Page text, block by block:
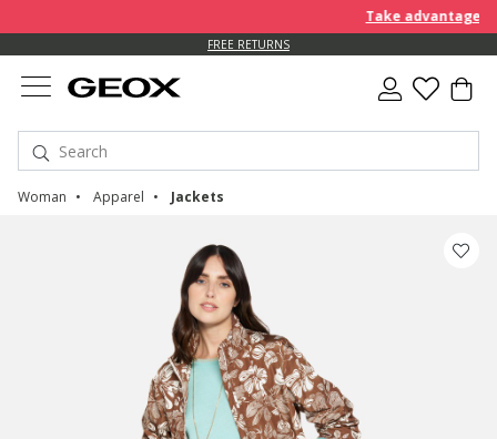
Take advantage of
FREE RETURNS
Woman Apparel Jackets